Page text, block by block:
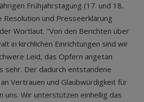
Frühjahrstagung (17. und 18.
Resolution und Presseerklärung
Wortlaut. "Von den Berichten über
in kirchlichen Einrichtungen sind wir
Leid, das Opfern angetan
sehr. Der dadurch entstandene
Vertrauen und Glaubwürdigkeit für
uns. Wir unterstützen einhellig das